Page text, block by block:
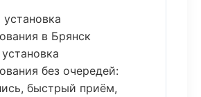
в Брянск
без очередей:
быстрый приём,